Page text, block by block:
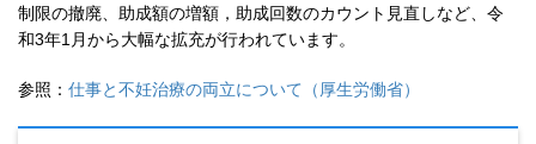
制限の撤廃、助成額の増額，助成回数のカウント見直しなど、令
和3年1月から大幅な拡充が行われています。
参照： 仕事と不妊治療の両立について（厚生労働省）